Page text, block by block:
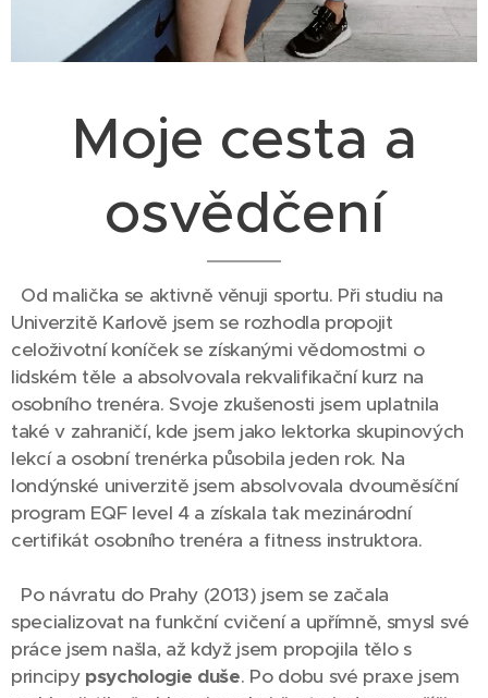
Moje cesta a
osvědčení
Od malička se aktivně věnuji sportu. Při studiu na
Univerzitě Karlově jsem se rozhodla propojit
celoživotní koníček se získanými vědomostmi o
lidském těle a absolvovala rekvalifikační kurz na
osobního trenéra. Svoje zkušenosti jsem uplatnila
také v zahraničí, kde jsem jako lektorka skupinových
lekcí a osobní trenérka působila jeden rok. Na
londýnské univerzitě jsem absolvovala dvouměsíční
program EQF level 4 a získala tak mezinárodní
certifikát osobního trenéra a fitness instruktora.
Po návratu do Prahy (2013) jsem se začala
specializovat na funkční cvičení a upřímně, smysl své
práce jsem našla, až když jsem propojila tělo s
principy psychologie duše. Po dobu své praxe jsem